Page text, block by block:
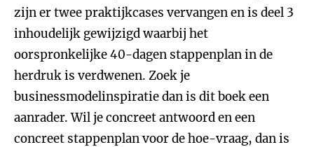
zijn er twee praktijkcases vervangen en is deel 3
inhoudelijk gewijzigd waarbij het
oorspronkelijke 40-dagen stappenplan in de
herdruk is verdwenen. Zoek je
businessmodelinspiratie dan is dit boek een
aanrader. Wil je concreet antwoord en een
concreet stappenplan voor de hoe-vraag, dan is